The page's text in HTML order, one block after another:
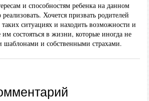
и способностям ребенка на данном
Хочется призвать родителей
ситуациях и находить возможности и
состояться в жизни, которые иногда не
и собственными страхами.